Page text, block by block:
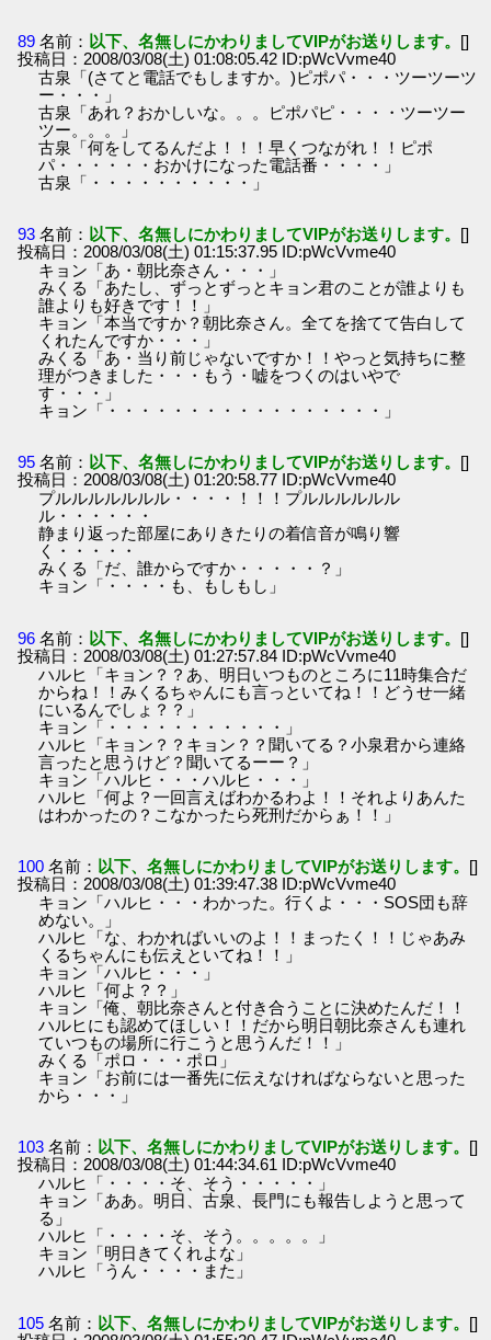
89 名前： 以下、名無しにかわりましてVIPがお送りします。 []
投稿日：2008/03/08(土) 01:08:05.42 ID:pWcVvme40
古泉「(さてと電話でもしますか。)ピポパ・・・ツーツーツ
ー・・・」
古泉「あれ？おかしいな。。。ピポパピ・・・・ツーツー
ツー。。。」
古泉「何をしてるんだよ！！！早くつながれ！！ピポ
パ・・・・・・おかけになった電話番・・・・」
古泉「・・・・・・・・・・」
93 名前： 以下、名無しにかわりましてVIPがお送りします。 []
投稿日：2008/03/08(土) 01:15:37.95 ID:pWcVvme40
キョン「あ・朝比奈さん・・・」
みくる「あたし、ずっとずっとキョン君のことが誰よりも
誰よりも好きです！！」
キョン「本当ですか？朝比奈さん。全てを捨てて告白して
くれたんですか・・・」
みくる「あ・当り前じゃないですか！！やっと気持ちに整
理がつきました・・・もう・嘘をつくのはいやで
す・・・」
キョン「・・・・・・・・・・・・・・・・・」
95 名前： 以下、名無しにかわりましてVIPがお送りします。 []
投稿日：2008/03/08(土) 01:20:58.77 ID:pWcVvme40
プルルルルルルル・・・・！！！プルルルルルル
ル・・・・・・
静まり返った部屋にありきたりの着信音が鳴り響
く・・・・・
みくる「だ、誰からですか・・・・・？」
キョン「・・・・も、もしもし」
96 名前： 以下、名無しにかわりましてVIPがお送りします。 []
投稿日：2008/03/08(土) 01:27:57.84 ID:pWcVvme40
ハルヒ「キョン？？あ、明日いつものところに11時集合だ
からね！！みくるちゃんにも言っといてね！！どうせ一緒
にいるんでしょ？？」
キョン「・・・・・・・・・・・」
ハルヒ「キョン？？キョン？？聞いてる？小泉君から連絡
言ったと思うけど？聞いてるーー？」
キョン「ハルヒ・・・ハルヒ・・・」
ハルヒ「何よ？一回言えばわかるわよ！！それよりあんた
はわかったの？こなかったら死刑だからぁ！！」
100 名前： 以下、名無しにかわりましてVIPがお送りします。 []
投稿日：2008/03/08(土) 01:39:47.38 ID:pWcVvme40
キョン「ハルヒ・・・わかった。行くよ・・・SOS団も辞
めない。」
ハルヒ「な、わかればいいのよ！！まったく！！じゃあみ
くるちゃんにも伝えといてね！！」
キョン「ハルヒ・・・」
ハルヒ「何よ？？」
キョン「俺、朝比奈さんと付き合うことに決めたんだ！！
ハルヒにも認めてほしい！！だから明日朝比奈さんも連れ
ていつもの場所に行こうと思うんだ！！」
みくる「ポロ・・・ポロ」
キョン「お前には一番先に伝えなければならないと思った
から・・・」
103 名前： 以下、名無しにかわりましてVIPがお送りします。 []
投稿日：2008/03/08(土) 01:44:34.61 ID:pWcVvme40
ハルヒ「・・・・そ、そう・・・・・」
キョン「ああ。明日、古泉、長門にも報告しようと思って
る」
ハルヒ「・・・・そ、そう。。。。。」
キョン「明日きてくれよな」
ハルヒ「うん・・・・また」
105 名前： 以下、名無しにかわりましてVIPがお送りします。 []